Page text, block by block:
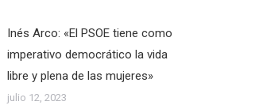
Inés Arco: «El PSOE tiene como
imperativo democrático la vida
libre y plena de las mujeres»
julio 12, 2023